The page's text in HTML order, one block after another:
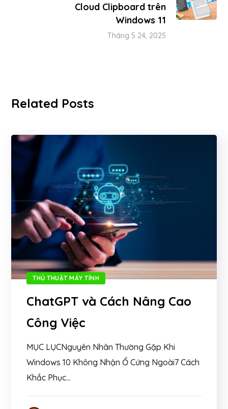
Cloud Clipboard trên
Windows 11
Tháng 5 24, 2025
Related Posts
THỦ THUẬT MÁY TÍNH
ChatGPT và Cách Nâng Cao
Công Việc
MỤC LỤCNguyên Nhân Thường Gặp Khi
Windows 10 Không Nhận Ổ Cứng Ngoài7 Cách
Khắc Phục...